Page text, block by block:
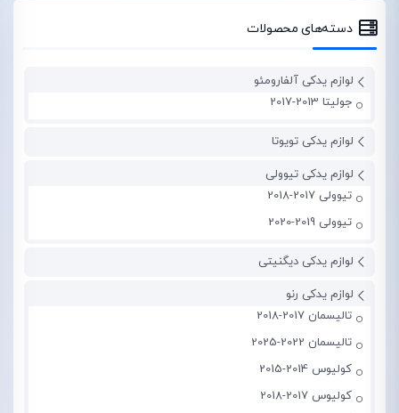
دسته‌های محصولات
لوازم یدکی آلفارومئو
جولیتا 2013-2017
لوازم یدکی تویوتا
لوازم یدکی تیوولی
تیوولی 2017-2018
تیوولی 2019-2020
لوازم یدکی دیگنیتی
لوازم یدکی رنو
تالیسمان 2017-2018
تالیسمان 2022-2025
کولیوس 2014-2015
کولیوس 2017-2018